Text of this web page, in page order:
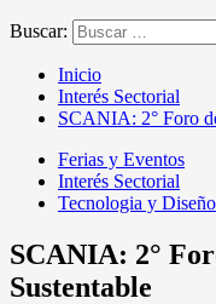
Buscar:
Inicio
Interés Sectorial
SCANIA: 2° Foro
Ferias y Eventos
Interés Sectorial
Tecnologia y Diseño
SCANIA: 2°
Sustentable